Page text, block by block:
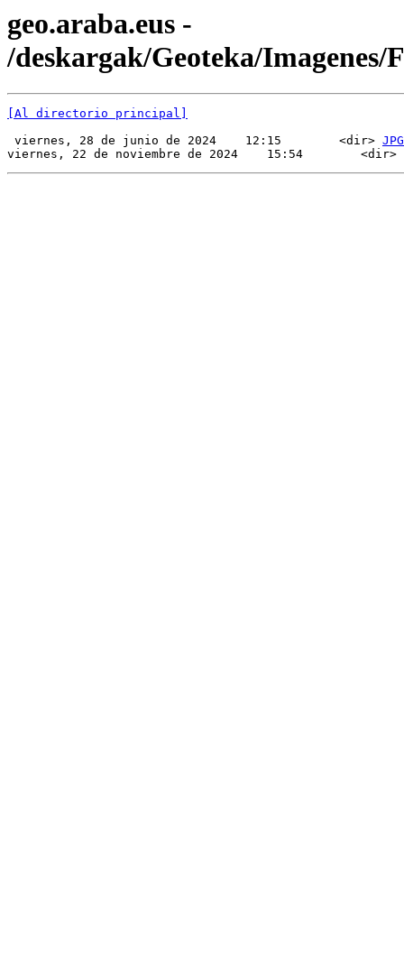
geo.araba.eus -
/deskargak/Geoteka/Imagenes/
[Al directorio principal]
viernes, 28 de junio de 2024    12:15        <dir> JPG
viernes, 22 de noviembre de 2024    15:54        <dir>